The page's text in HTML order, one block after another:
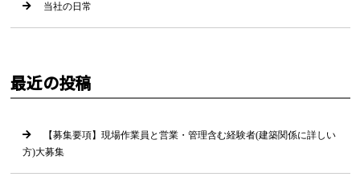
当社の日常
最近の投稿
【募集要項】現場作業員と営業・管理含む経験者(建築関係に詳しい
方)大募集